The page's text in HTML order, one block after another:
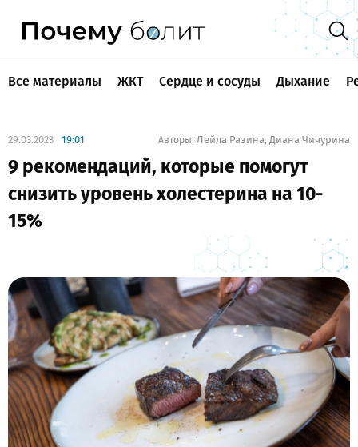
Все материалы ЖКТ Сердце и сосуды Дыхание
29.03.2023 19:01 Авторы: Лейла Разина, Диана Чичурина
9 рекомендаций, которые помогут
снизить уровень холестерина на 10-
15%